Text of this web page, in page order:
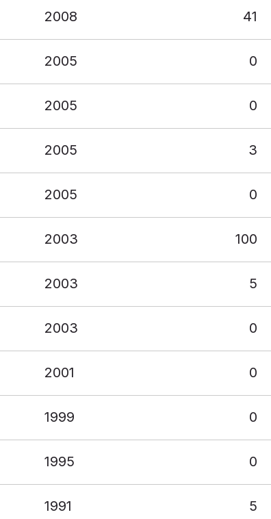
2008 41
2005 0
2005 0
2005 3
2005 0
2003 100
2003 5
2003 0
2001 0
1999 0
1995 0
1991 5